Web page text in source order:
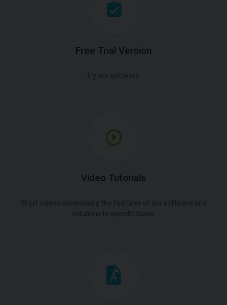
Free Trial Version
Try our software.
Video Tutorials
Short videos showcasing the features of our software and
solutions to specific tasks.